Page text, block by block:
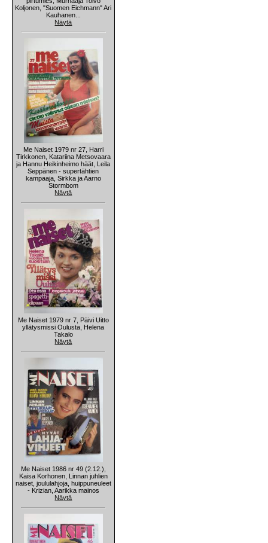
Koljonen, "Suomen Eichmann" Ari
Kauhanen...
Näytä
Me Naiset 1979 nr 27, Harri
Tirkkonen, Katariina Metsovaara
ja Hannu Heikinheimo häät, Leila
Seppänen - supertähtien
kampaaja, Sirkka ja Aarno
Stormbom
Näytä
Me Naiset 1979 nr 7, Päivi Uitto
yllätysmissi Oulusta, Helena
Takalo
Näytä
Me Naiset 1986 nr 49 (2.12.),
Kaisa Korhonen, Linnan juhlien
naiset, joululahjoja, huippuneuleet
- Krizian, Aarikka mainos
Näytä